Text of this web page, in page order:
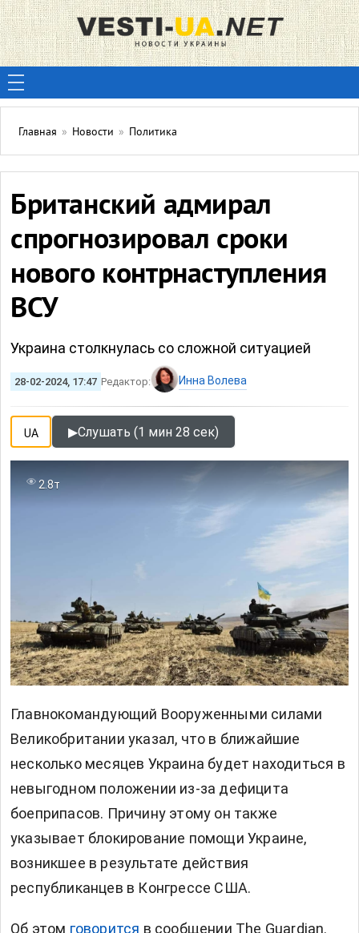
Главная » Новости » Политика
Британский адмирал
спрогнозировал сроки
нового контрнаступления
ВСУ
Украина столкнулась со сложной ситуацией
28-02-2024, 17:47 Редактор: Инна Волева
UA ▶Слушать (1 мин 28 сек)
2.8т
Главнокомандующий Вооруженными силами
Великобритании указал, что в ближайшие
несколько месяцев Украина будет находиться в
невыгодном положении из-за дефицита
боеприпасов. Причину этому он также
указывает блокирование помощи Украине,
возникшее в результате действия
республиканцев в Конгрессе США.
Об этом говорится в сообщении The Guardian.